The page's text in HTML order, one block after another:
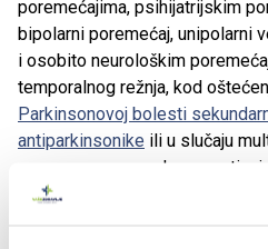
poremećajima, psihijatrijskim
bipolarni poremećaj, unipolarni
i osobito neurološkim
temporalnog režnja, kod
Parkinsonovoj bolesti
antiparkinsonike ili u slučaju
povezane s
zlouporabom tvari, a mogu biti